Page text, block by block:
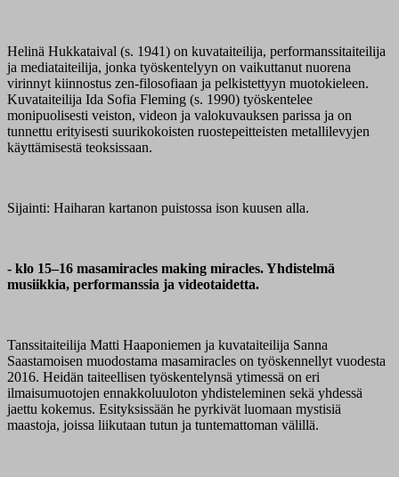
Helinä Hukkataival (s. 1941) on kuvataiteilija, performanssitaiteilija
ja mediataiteilija, jonka työskentelyyn on vaikuttanut nuorena
virinnyt kiinnostus zen-filosofiaan ja pelkistettyyn muotokieleen.
Kuvataiteilija Ida Sofia Fleming (s. 1990) työskentelee
monipuolisesti veiston, videon ja valokuvauksen parissa ja on
tunnettu erityisesti suurikokoisten ruostepeitteisten metallilevyjen
käyttämisestä teoksissaan.
Sijainti: Haiharan kartanon puistossa ison kuusen alla.
- klo 15–16 masamiracles making miracles. Yhdistelmä
musiikkia, performanssia ja videotaidetta.
Tanssitaiteilija Matti Haaponiemen ja kuvataiteilija Sanna
Saastamoisen muodostama masamiracles on työskennellyt vuodesta
2016. Heidän taiteellisen työskentelynsä ytimessä on eri
ilmaisumuotojen ennakkoluuloton yhdisteleminen sekä yhdessä
jaettu kokemus. Esityksissään he pyrkivät luomaan mystisiä
maastoja, joissa liikutaan tutun ja tuntemattoman välillä.